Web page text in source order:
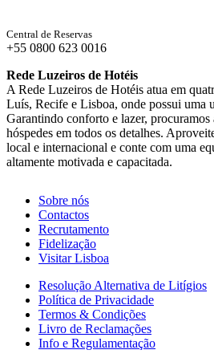
Central de Reservas
+55 0800 623 0016
Rede Luzeiros de Hotéis
A Rede Luzeiros de Hotéis atua em
Luís, Recife e Lisboa, onde possui uma
Garantindo conforto e lazer, procuramos
hóspedes em todos os detalhes.
local e internacional e conte com uma
altamente motivada e capacitada.
Sobre nós
Contactos
Recrutamento
Fidelização
Visitar Lisboa
Resolução Alternativa de Litígios
Política de Privacidade
Termos & Condições
Livro de Reclamações
Info e Regulamentação